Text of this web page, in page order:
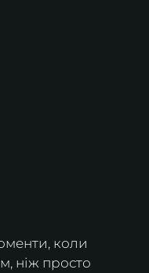
коли
ніж просто